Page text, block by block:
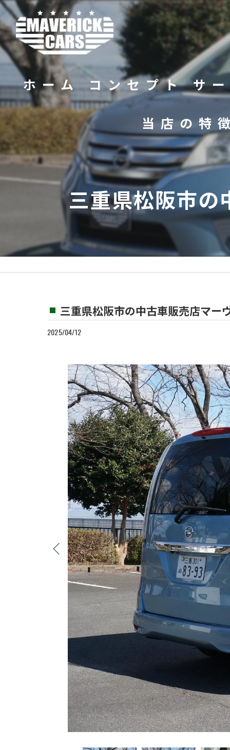
ホーム コンセプト サ
当店の特徴
バイク
販売
修理
カスタム
三重県松阪市の
三重県松阪市の中古車販売店マー
2025/04/12